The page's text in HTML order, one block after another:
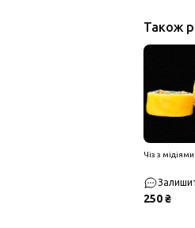
Також
Чіз з мідіями
250 ₴